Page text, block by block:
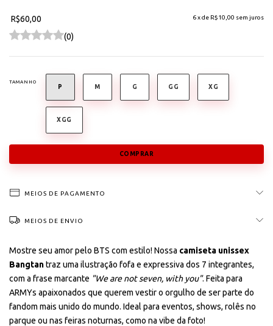
R$60,00 6x de R$10,00 sem juros
(0)
TAMANHO
P M G GG XG
XGG
MEIOS DE PAGAMENTO
MEIOS DE ENVIO
Mostre seu amor pelo BTS com estilo! Nossa camiseta unissex
Bangtantraz uma ilustração fofa e expressiva dos 7 integrantes,
com a frase marcante "We are not seven, with you". Feita para
ARMYs apaixonados que querem vestir o orgulho de ser parte do
fandom mais unido do mundo. Ideal para eventos, shows, rolês no
parque ou nas feiras noturnas, como na vibe da foto!